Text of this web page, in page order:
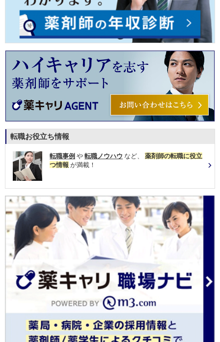
転職お役立ち情報
転職事例 や 転職ノウハウ など、 薬剤師の転職に役立
つ情報 が満載！